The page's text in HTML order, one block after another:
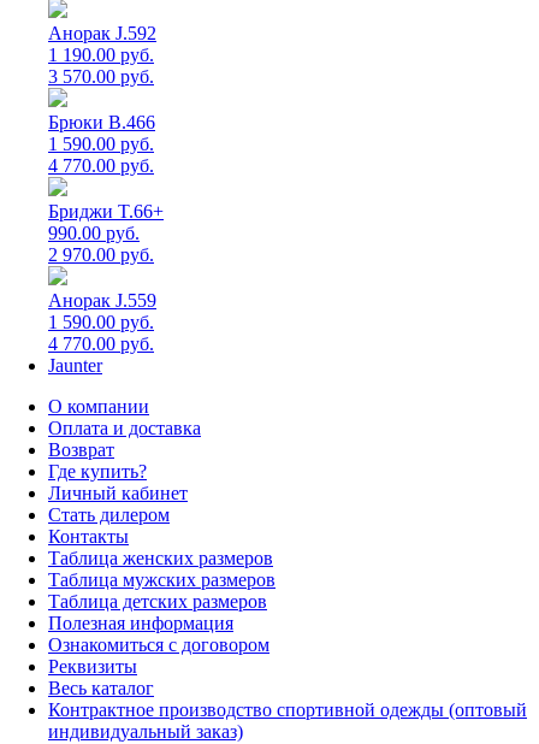
Анорак J.592
1 190.00 руб.
3 570.00 руб.
Брюки B.466
1 590.00 руб.
4 770.00 руб.
Бриджи T.66+
990.00 руб.
2 970.00 руб.
Анорак J.559
1 590.00 руб.
4 770.00 руб.
Jaunter
О компании
Оплата и доставка
Возврат
Где купить?
Личный кабинет
Стать дилером
Контакты
Таблица женских размеров
Таблица мужских размеров
Таблица детских размеров
Полезная информация
Ознакомиться с договором
Реквизиты
Весь каталог
Контрактное производство спортивной одежды (оптовый
индивидуальный заказ)